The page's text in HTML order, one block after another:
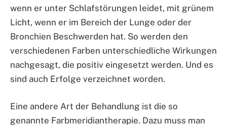
wenn er unter Schlafstörungen leidet, mit grünem
Licht, wenn er im Bereich der Lunge oder der
Bronchien Beschwerden hat. So werden den
verschiedenen Farben unterschiedliche Wirkungen
nachgesagt, die positiv eingesetzt werden. Und es
sind auch Erfolge verzeichnet worden.
Eine andere Art der Behandlung ist die so
genannte Farbmeridiantherapie. Dazu muss man